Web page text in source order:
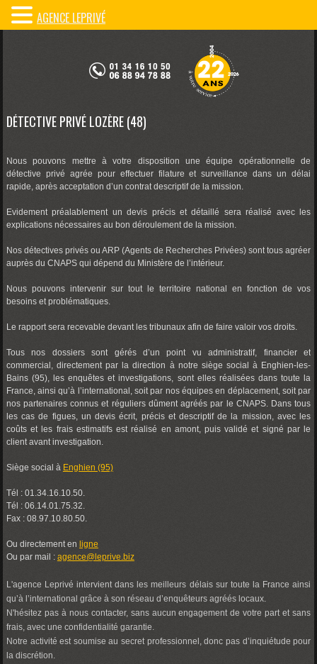
DÉTECTIVE PRIVÉ LOZÈRE (48)
Nous pouvons mettre à votre disposition une équipe opérationnelle de
détective privé agrée pour effectuer filature et surveillance dans un délai
rapide, après acceptation d’un contrat descriptif de la mission.
Evidement préalablement un devis précis et détaillé sera réalisé avec les
explications nécessaires au bon déroulement de la mission.
Nos détectives privés ou ARP (Agents de Recherches Privées) sont tous agréer
auprès du CNAPS qui dépend du Ministère de l’intérieur.
Nous pouvons intervenir sur tout le territoire national en fonction de vos
besoins et problématiques.
Le rapport sera recevable devant les tribunaux afin de faire valoir vos droits.
Tous nos dossiers sont gérés d’un point vu administratif, financier et
commercial, directement par la direction à notre siège social à Enghien-les-
Bains (95), les enquêtes et investigations, sont elles réalisées dans toute la
France, ainsi qu’à l’international, soit par nos équipes en déplacement, soit par
nos partenaires connus et réguliers dûment agréés par le CNAPS. Dans tous
les cas de figues, un devis écrit, précis et descriptif de la mission, avec les
coûts et les frais estimatifs est réalisé en amont, puis validé et signé par le
client avant investigation.
Siège social à Enghien (95)
Tél : 01.34.16.10.50.
Tél : 06.14.01.75.32.
Fax : 08.97.10.80.50.
Ou directement en ligne
Ou par mail : agence@leprive.biz
L'agence Leprivé intervient dans les meilleurs délais sur toute la France ainsi
qu’à l’international grâce à son réseau d’enquêteurs agréés locaux.
N'hésitez pas à nous contacter, sans aucun engagement de votre part et sans
frais, avec une confidentialité garantie.
Notre activité est soumise au secret professionnel, donc pas d’inquiétude pour
la discrétion.
AGENCE LEPRIVÉ